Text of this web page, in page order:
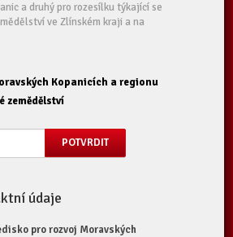
a druhý pro rozesílku týkající se
ve Zlínském kraji a na
Kopanicích a regionu
zemědělství
údaje
pro rozvoj Moravských